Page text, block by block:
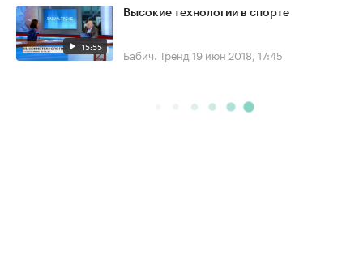
15:55
Высокие технологии в спорте
Бабич. Тренд 19 июн 2018, 17:45